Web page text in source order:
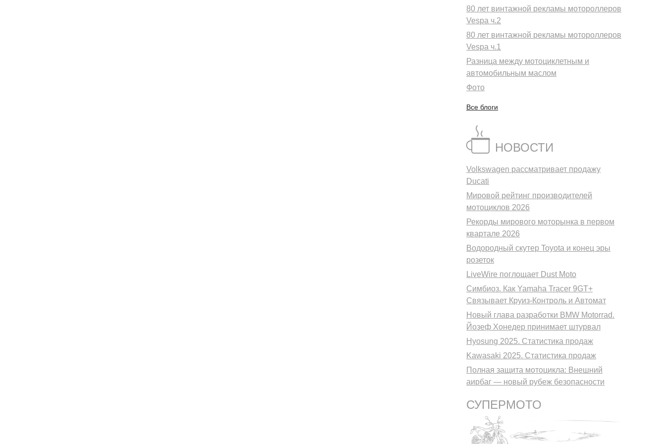
80 лет винтажной рекламы мотороллеров
Vespa ч.2
80 лет винтажной рекламы мотороллеров
Vespa ч.1
Разница между мотоциклетным и
автомобильным маслом
Фото
Все блоги
НОВОСТИ
Volkswagen рассматривает продажу
Ducati
Мировой рейтинг производителей
мотоциклов 2026
Рекорды мирового моторынка в первом
квартале 2026
Водородный скутер Toyota и конец эры
розеток
LiveWire поглощает Dust Moto
Симбиоз. Как Yamaha Tracer 9GT+
Связывает Круиз-Контроль и Автомат
Новый глава разработки BMW Motorrad.
Йозеф Хонедер принимает штурвал
Hyosung 2025. Статистика продаж
Kawasaki 2025. Статистика продаж
Полная защита мотоцикла: Внешний
аирбаг — новый рубеж безопасности
СУПЕРМОТО